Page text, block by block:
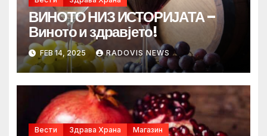
ВИНОТО НИЗ ИСТОРИЈАТА –
Виното и здравјето!
FEB 14, 2025 RADOVIS NEWS
Вести Здрава Храна Магазин